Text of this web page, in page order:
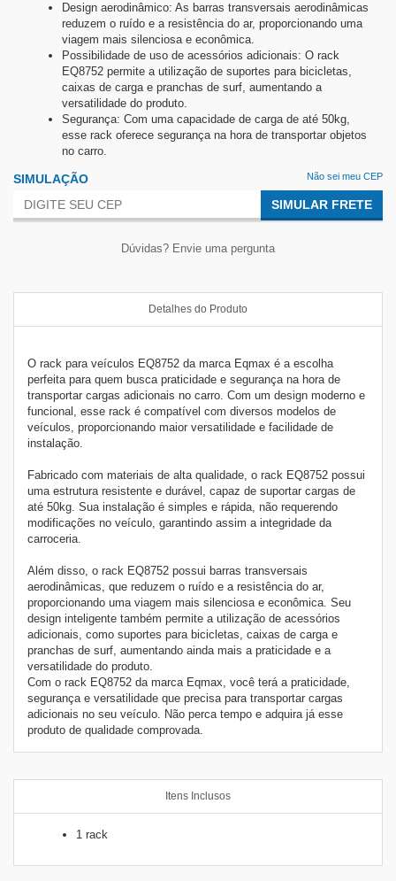
Design aerodinâmico: As barras transversais aerodinâmicas
reduzem o ruído e a resistência do ar, proporcionando uma
viagem mais silenciosa e econômica.
Possibilidade de uso de acessórios adicionais: O rack
EQ8752 permite a utilização de suportes para bicicletas,
caixas de carga e pranchas de surf, aumentando a
versatilidade do produto.
Segurança: Com uma capacidade de carga de até 50kg,
esse rack oferece segurança na hora de transportar objetos
no carro.
SIMULAÇÃO Não sei meu CEP
SIMULAR FRETE
Dúvidas? Envie uma pergunta
Detalhes do Produto
O rack para veículos EQ8752 da marca Eqmax é a escolha
perfeita para quem busca praticidade e segurança na hora de
transportar cargas adicionais no carro. Com um design moderno e
funcional, esse rack é compatível com diversos modelos de
veículos, proporcionando maior versatilidade e facilidade de
instalação.
Fabricado com materiais de alta qualidade, o rack EQ8752 possui
uma estrutura resistente e durável, capaz de suportar cargas de
até 50kg. Sua instalação é simples e rápida, não requerendo
modificações no veículo, garantindo assim a integridade da
carroceria.
Além disso, o rack EQ8752 possui barras transversais
aerodinâmicas, que reduzem o ruído e a resistência do ar,
proporcionando uma viagem mais silenciosa e econômica. Seu
design inteligente também permite a utilização de acessórios
adicionais, como suportes para bicicletas, caixas de carga e
pranchas de surf, aumentando ainda mais a praticidade e a
versatilidade do produto.
Com o rack EQ8752 da marca Eqmax, você terá a praticidade,
segurança e versatilidade que precisa para transportar cargas
adicionais no seu veículo. Não perca tempo e adquira já esse
produto de qualidade comprovada.
Itens Inclusos
1 rack